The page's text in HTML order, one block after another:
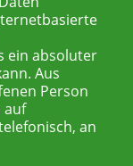
ein absoluter
Aus
Person
auf
an